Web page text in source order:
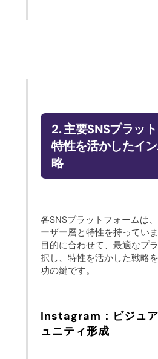
2. 主要SNSプラッ
特性を活かしたイ
略
各SNSプラットフォームは
ーザー層と特性を持ってい
目的に合わせて、最適なプ
択し、特性を活かした戦略
功の鍵です。
Instagram：ビジュア
ュニティ形成